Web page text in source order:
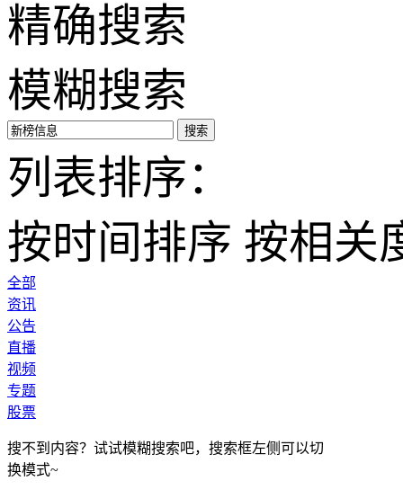
精确搜索
模糊搜索
搜索
列表排序：
按时间排序 按相关
全部
资讯
公告
直播
视频
专题
股票
搜不到内容？试试模糊搜索吧，搜索框左侧可以切
换模式~